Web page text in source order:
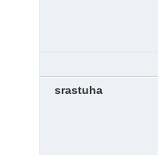
srastuha